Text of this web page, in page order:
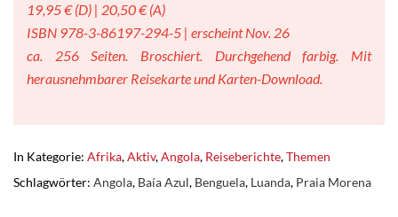
19,95 € (D) | 20,50 € (A)
ISBN 978-3-86197-294-5 | erscheint Nov. 26
ca. 256 Seiten. Broschiert. Durchgehend farbig. Mit
herausnehmbarer Reisekarte und Karten-Download.
In Kategorie: Afrika,Aktiv,Angola, Reiseberichte,Themen
Schlagwörter: Angola, Baía Azul, Benguela, Luanda, Praia Morena